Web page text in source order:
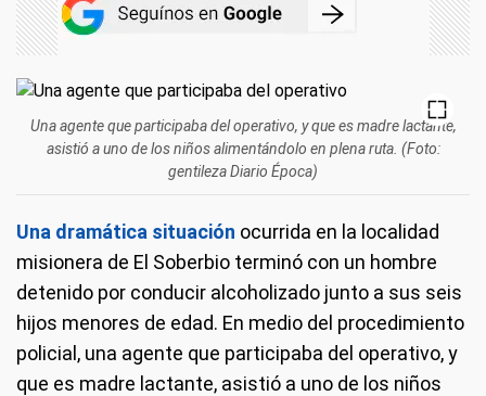
Una agente que participaba del operativo, y que es madre lactante,
asistió a uno de los niños alimentándolo en plena ruta. (Foto:
gentileza Diario Época)
Una dramática situación ocurrida en la localidad
misionera de El Soberbio terminó con un hombre
detenido por conducir alcoholizado junto a sus seis
hijos menores de edad. En medio del procedimiento
policial, una agente que participaba del operativo, y
que es madre lactante, asistió a uno de los niños